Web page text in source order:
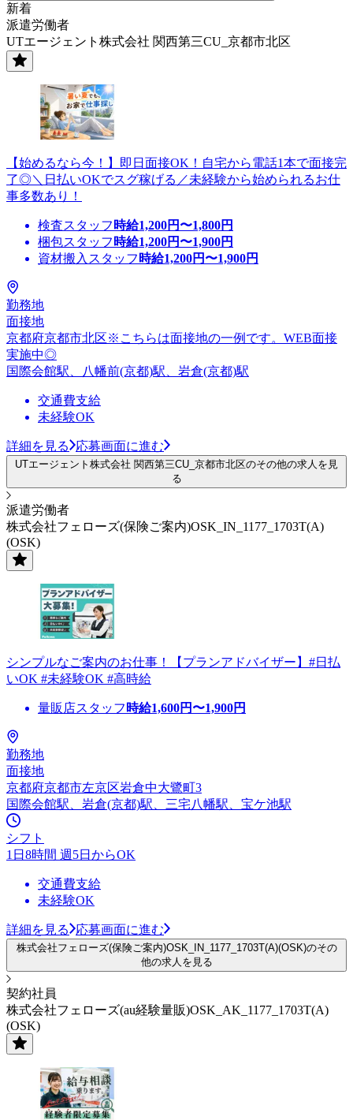
新着
派遣労働者
UTエージェント株式会社 関西第三CU_京都市北区
【始めるなら今！】即日面接OK！自宅から電話1本で面接完
了◎＼日払いOKでスグ稼げる／未経験から始められるお仕
事多数あり！
検査スタッフ 時給1,200円〜1,800円
梱包スタッフ 時給1,200円〜1,900円
資材搬入スタッフ 時給1,200円〜1,900円
勤務地
面接地
京都府京都市北区※こちらは面接地の一例です。WEB面接
実施中◎
国際会館駅、八幡前(京都)駅、岩倉(京都)駅
交通費支給
未経験OK
詳細を見る 応募画面に進む
UTエージェント株式会社 関西第三CU_京都市北区のその他の求人を見
る
派遣労働者
株式会社フェローズ(保険ご案内)OSK_IN_1177_1703T(A)
(OSK)
シンプルなご案内のお仕事！【プランアドバイザー】#日払
いOK #未経験OK #高時給
量販店スタッフ 時給1,600円〜1,900円
勤務地
面接地
京都府京都市左京区岩倉中大鷺町3
国際会館駅、岩倉(京都)駅、三宅八幡駅、宝ケ池駅
シフト
1日8時間 週5日からOK
交通費支給
未経験OK
詳細を見る 応募画面に進む
株式会社フェローズ(保険ご案内)OSK_IN_1177_1703T(A)(OSK)のその
他の求人を見る
契約社員
株式会社フェローズ(au経験量販)OSK_AK_1177_1703T(A)
(OSK)